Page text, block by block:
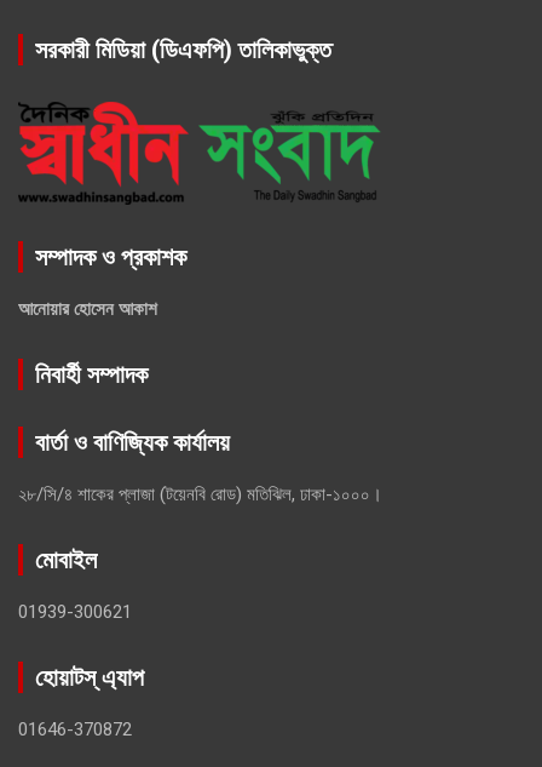
সরকারী মিডিয়া (ডিএফপি) তালিকাভুক্ত
সম্পাদক ও প্রকাশক
আনোয়ার হোসেন আকাশ
নিবার্হী সম্পাদক
বার্তা ও বাণিজ্যিক কার্যালয়
২৮/সি/৪ শাকের প্লাজা (টয়েনবি রোড) মতিঝিল, ঢাকা-১০০০।
মোবাইল
01939-300621
হোয়াটস্ এ্যাপ
01646-370872